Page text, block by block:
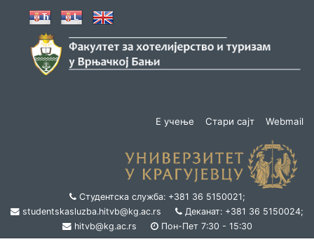
Е учење Стари сајт Webmail
Студентска служба: +381 36 5150021;
studentskasluzba.hitvb@kg.ac.rs
Деканат: +381 36 5150024;
hitvb@kg.ac.rs
Пон-Пет 7:30 - 15:30